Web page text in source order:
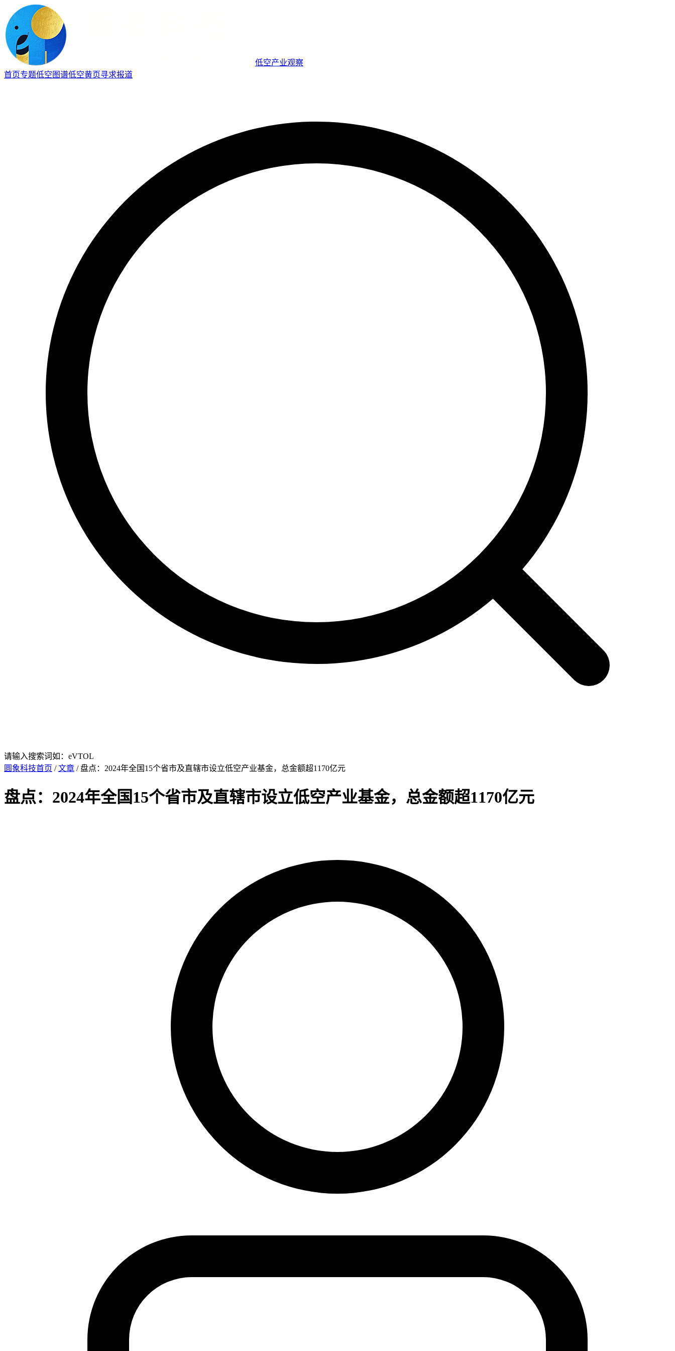
低空产业观察
首页专题低空图谱低空黄页寻求报道
请输入搜索词如：eVTOL
圆象科技首页 /文章 / 盘点：2024年全国15个省市及直辖市设立低空产业基金，总金额超1170亿元
盘点：2024年全国15个省市及直辖市设立低空产业基金，总金额超1170亿元